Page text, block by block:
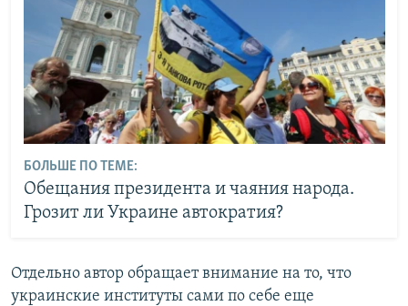
БОЛЬШЕ ПО ТЕМЕ:
Обещания президента и чаяния народа.
Грозит ли Украине автократия?
Отдельно автор обращает внимание на то, что
украинские институты сами по себе еще